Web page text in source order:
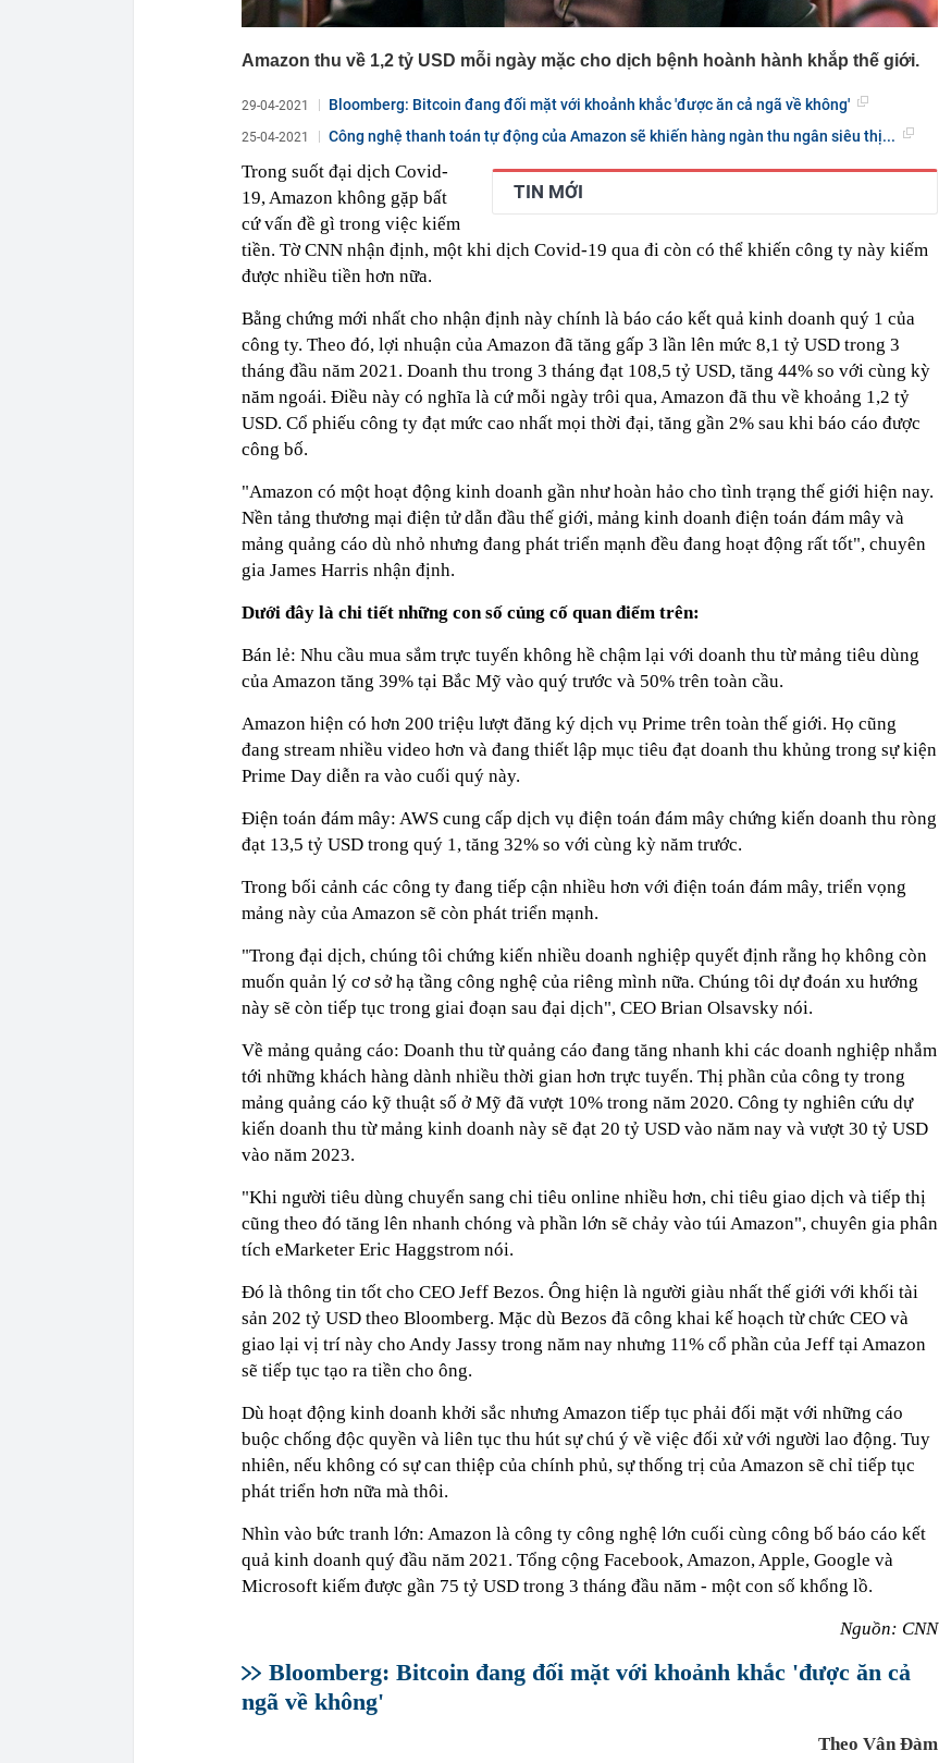
Amazon thu về 1,2 tỷ USD mỗi ngày mặc cho dịch bệnh hoành hành khắp thế giới.
29-04-2021 Bloomberg: Bitcoin đang đối mặt với khoảnh khắc 'được ăn cả ngã về không'
25-04-2021 Công nghệ thanh toán tự động của Amazon sẽ khiến hàng ngàn thu ngân siêu thị...
TIN MỚI
Trong suốt đại dịch Covid-
19, Amazon không gặp bất
cứ vấn đề gì trong việc kiếm
tiền. Tờ CNN nhận định, một khi dịch Covid-19 qua đi còn có thể khiến công ty này kiếm
được nhiều tiền hơn nữa.
Bằng chứng mới nhất cho nhận định này chính là báo cáo kết quả kinh doanh quý 1 của
công ty. Theo đó, lợi nhuận của Amazon đã tăng gấp 3 lần lên mức 8,1 tỷ USD trong 3
tháng đầu năm 2021. Doanh thu trong 3 tháng đạt 108,5 tỷ USD, tăng 44% so với cùng kỳ
năm ngoái. Điều này có nghĩa là cứ mỗi ngày trôi qua, Amazon đã thu về khoảng 1,2 tỷ
USD. Cổ phiếu công ty đạt mức cao nhất mọi thời đại, tăng gần 2% sau khi báo cáo được
công bố.
"Amazon có một hoạt động kinh doanh gần như hoàn hảo cho tình trạng thế giới hiện nay.
Nền tảng thương mại điện tử dẫn đầu thế giới, mảng kinh doanh điện toán đám mây và
mảng quảng cáo dù nhỏ nhưng đang phát triển mạnh đều đang hoạt động rất tốt", chuyên
gia James Harris nhận định.
Dưới đây là chi tiết những con số củng cố quan điểm trên:
Bán lẻ: Nhu cầu mua sắm trực tuyến không hề chậm lại với doanh thu từ mảng tiêu dùng
của Amazon tăng 39% tại Bắc Mỹ vào quý trước và 50% trên toàn cầu.
Amazon hiện có hơn 200 triệu lượt đăng ký dịch vụ Prime trên toàn thế giới. Họ cũng
đang stream nhiều video hơn và đang thiết lập mục tiêu đạt doanh thu khủng trong sự kiện
Prime Day diễn ra vào cuối quý này.
Điện toán đám mây: AWS cung cấp dịch vụ điện toán đám mây chứng kiến doanh thu ròng
đạt 13,5 tỷ USD trong quý 1, tăng 32% so với cùng kỳ năm trước.
Trong bối cảnh các công ty đang tiếp cận nhiều hơn với điện toán đám mây, triển vọng
mảng này của Amazon sẽ còn phát triển mạnh.
"Trong đại dịch, chúng tôi chứng kiến nhiều doanh nghiệp quyết định rằng họ không còn
muốn quản lý cơ sở hạ tầng công nghệ của riêng mình nữa. Chúng tôi dự đoán xu hướng
này sẽ còn tiếp tục trong giai đoạn sau đại dịch", CEO Brian Olsavsky nói.
Về mảng quảng cáo: Doanh thu từ quảng cáo đang tăng nhanh khi các doanh nghiệp nhắm
tới những khách hàng dành nhiều thời gian hơn trực tuyến. Thị phần của công ty trong
mảng quảng cáo kỹ thuật số ở Mỹ đã vượt 10% trong năm 2020. Công ty nghiên cứu dự
kiến doanh thu từ mảng kinh doanh này sẽ đạt 20 tỷ USD vào năm nay và vượt 30 tỷ USD
vào năm 2023.
"Khi người tiêu dùng chuyển sang chi tiêu online nhiều hơn, chi tiêu giao dịch và tiếp thị
cũng theo đó tăng lên nhanh chóng và phần lớn sẽ chảy vào túi Amazon", chuyên gia phân
tích eMarketer Eric Haggstrom nói.
Đó là thông tin tốt cho CEO Jeff Bezos. Ông hiện là người giàu nhất thế giới với khối tài
sản 202 tỷ USD theo Bloomberg. Mặc dù Bezos đã công khai kế hoạch từ chức CEO và
giao lại vị trí này cho Andy Jassy trong năm nay nhưng 11% cổ phần của Jeff tại Amazon
sẽ tiếp tục tạo ra tiền cho ông.
Dù hoạt động kinh doanh khởi sắc nhưng Amazon tiếp tục phải đối mặt với những cáo
buộc chống độc quyền và liên tục thu hút sự chú ý về việc đối xử với người lao động. Tuy
nhiên, nếu không có sự can thiệp của chính phủ, sự thống trị của Amazon sẽ chỉ tiếp tục
phát triển hơn nữa mà thôi.
Nhìn vào bức tranh lớn: Amazon là công ty công nghệ lớn cuối cùng công bố báo cáo kết
quả kinh doanh quý đầu năm 2021. Tổng cộng Facebook, Amazon, Apple, Google và
Microsoft kiếm được gần 75 tỷ USD trong 3 tháng đầu năm - một con số khổng lồ.
Nguồn: CNN
Bloomberg: Bitcoin đang đối mặt với khoảnh khắc 'được ăn cả
ngã về không'
Theo Vân Đàm